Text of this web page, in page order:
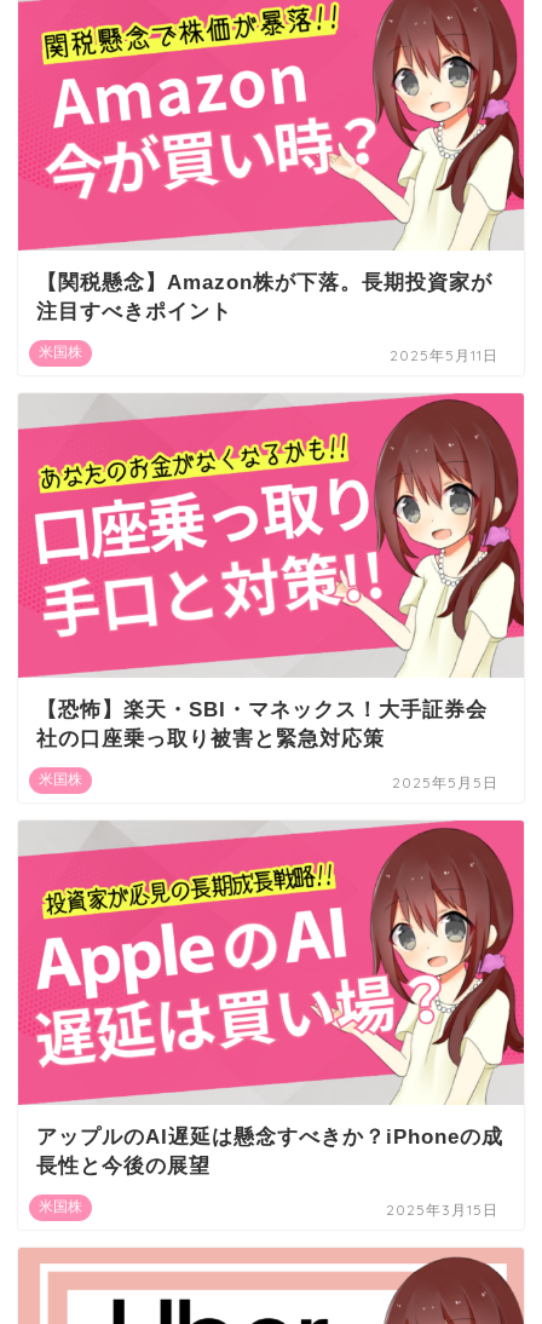
米国株
【関税懸念】Amazon株が下落。長期投資家が
注目すべきポイント
2025年5月11日
米国株
【恐怖】楽天・SBI・マネックス！大手証券会
社の口座乗っ取り被害と緊急対応策
2025年5月5日
米国株
アップルのAI遅延は懸念すべきか？iPhoneの成
長性と今後の展望
2025年3月15日